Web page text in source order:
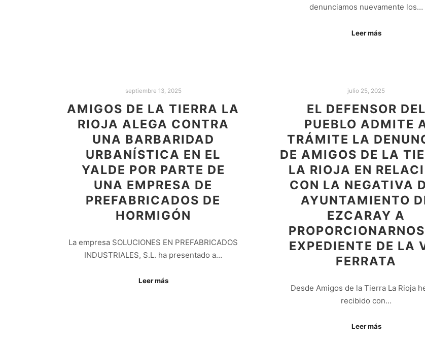
denunciamos nuevamente los…
Leer más
septiembre 13, 2025
AMIGOS DE LA TIERRA LA
RIOJA ALEGA CONTRA
UNA BARBARIDAD
URBANÍSTICA EN EL
YALDE POR PARTE DE
UNA EMPRESA DE
PREFABRICADOS DE
HORMIGÓN
La empresa SOLUCIONES EN PREFABRICADOS
INDUSTRIALES, S.L. ha presentado a…
Leer más
julio 25, 2025
EL DEFENSOR DEL
PUEBLO ADMITE
TRÁMITE LA
DE AMIGOS DE LA
LA RIOJA EN
CON LA NEGATIVA
AYUNTAMIENTO
EZCARAY A
EXPEDIENTE DE LA
FERRATA
Desde Amigos de la Tierra La Rioja
recibido con…
Leer más